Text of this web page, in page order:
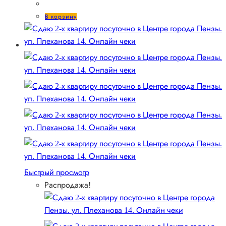
В корзину
Быстрый просмотр
Распродажа!